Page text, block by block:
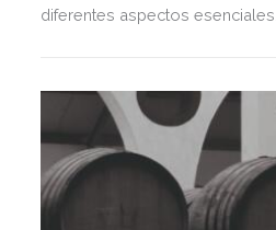
diferentes aspectos esenciales.